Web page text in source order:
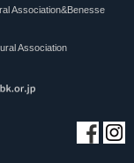
Association&Benesse
Association